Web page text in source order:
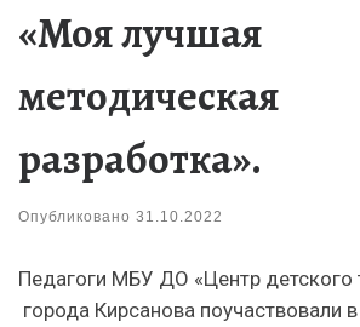
«Моя лучшая
методическая
разработка».
Опубликовано 31.10.2022
Педагоги МБУ ДО «Центр детского
города Кирсанова поучаствовали